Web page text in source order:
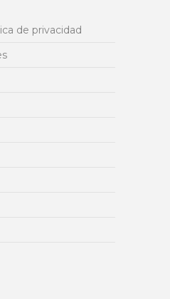
de privacidad